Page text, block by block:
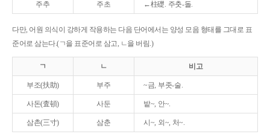
주추 주초 ←柱礎. 주춧-돌.
다만, 어원 의식이 강하게 작용하는 다음 단어에서는 양성 모음 형태를 그대로 표
준어로 삼는다.(ㄱ을 표준어로 삼고, ㄴ을 버림.)
ㄱ ㄴ 비고
부조(扶助) 부주 ~금, 부좃-술.
사돈(査頓) 사둔 밭~, 안~.
삼촌(三寸) 삼춘 시~, 외~, 처~.